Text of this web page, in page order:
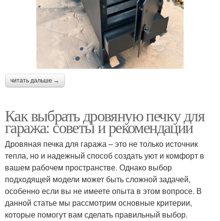
читать дальше →
Как выбрать дровяную печку для
гаража: советы и рекомендации
Дровяная печка для гаража – это не только источник
тепла, но и надежный способ создать уют и комфорт в
вашем рабочем пространстве. Однако выбор
подходящей модели может быть сложной задачей,
особенно если вы не имеете опыта в этом вопросе. В
данной статье мы рассмотрим основные критерии,
которые помогут вам сделать правильный выбор.